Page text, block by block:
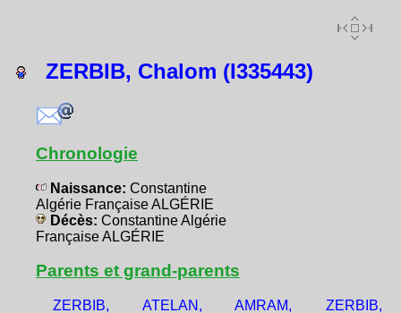
ZERBIB, Chalom (I335443)
Chronologie
Naissance: Constantine
Algérie Française ALGÉRIE
Décès: Constantine Algérie
Française ALGÉRIE
Parents et grand-parents
ZERBIB,
ATELAN,
AMRAM,
ZERBIB,